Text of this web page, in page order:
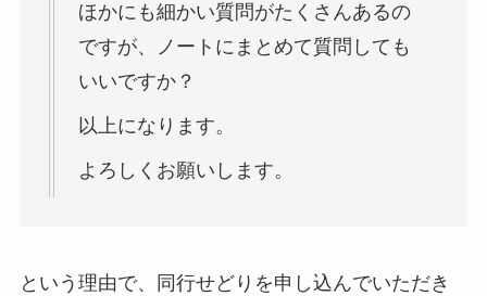
ほかにも細かい質問がたくさんあるの
ですが、ノートにまとめて質問しても
いいですか？
以上になります。
よろしくお願いします。
という理由で、同行せどりを申し込んでいただき